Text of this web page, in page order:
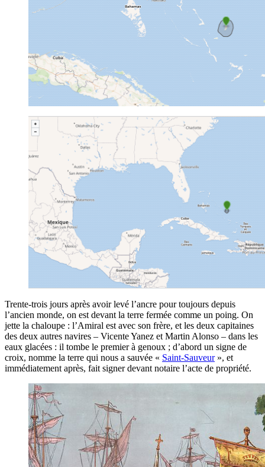
Trente-trois jours après avoir levé l’ancre pour toujours depuis
l’ancien monde, on est devant la terre fermée comme un poing. On
jette la chaloupe : l’Amiral est avec son frère, et les deux capitaines
des deux autres navires – Vicente Yanez et Martin Alonso – dans les
eaux glacées : il tombe le premier à genoux ; d’abord un signe de
croix, nomme la terre qui nous a sauvée « Saint-Sauveur», et
immédiatement après, fait signer devant notaire l’acte de propriété.